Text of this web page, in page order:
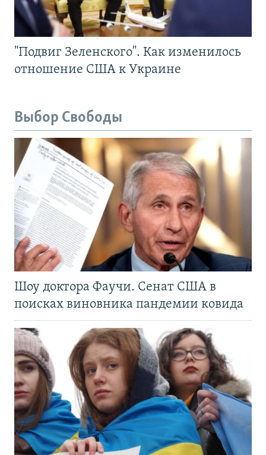
"Подвиг Зеленского". Как изменилось
отношение США к Украине
Выбор Свободы
Шоу доктора Фаучи. Сенат США в
поисках виновника пандемии ковида